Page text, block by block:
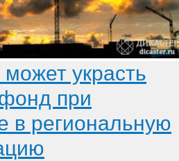
украсть
при
в региональную